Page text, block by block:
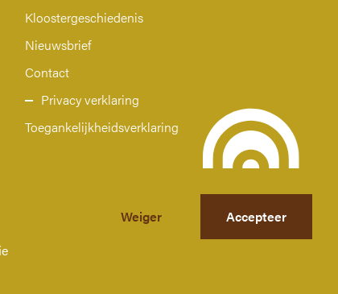
Kloostergeschiedenis
Nieuwsbrief
Contact
Privacy verklaring
Toegankelijkheidsverklaring
Weiger Accepteer